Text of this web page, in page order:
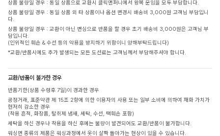
상품 불량일 경우 : 동일 상품으로 교환시 클릭앤퍼니에서 왕복 운임을 모두 부담합니다.
상품 불량일 경우 : 동일 상품 외 타 상품이나 옵션 변경시 배송비 3,000원 고객님 부담입니
다.
상품 불량일 경우 : 교환이 아닌 변심으로 반품을 할 경우 초기 배송비 3,000원은 고객님 부
담입니다.
(인위적인 훼손 & 수선 등의 악용을 방지하기 위함이니 양해부탁드립니다)
*교환/반품시에도 추가 발생되는 모든 도선료는 고객님께서 부담해주셔야 합니다.
교환/반품이 불가한 경우
반품기한(상품 수령후 7일)이 경과한 경우
공정거래, 표준약관 제 15조 2항에 의한 이용자의 사용 또는 일부 소비에 의하여 재화 가치가
현저히 감소한 경우
(착용 흔적, 화장품, 탈취제 냄새, 세탁, 수선, 택훼손 포함)
세탁을 하신 경우나 착용을 하신 후에는 불량이 발견되어도 교환/반품이 불가합니다.
워싱면 종류의 제품은 워싱과정에서 옷이 살짝 돌아가는 현상이 있을 수 있습니다.